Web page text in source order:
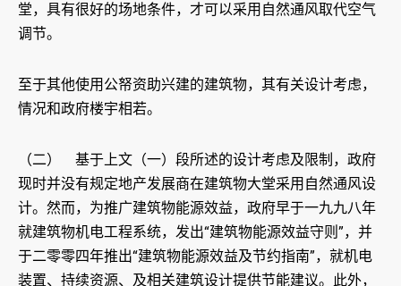
堂，具有很好的场地条件，才可以采用自然通风取代空气
调节。
至于其他使用公帑资助兴建的建筑物，其有关设计考虑，
情况和政府楼宇相若。
（二） 基于上文（一）段所述的设计考虑及限制，政府
现时并没有规定地产发展商在建筑物大堂采用自然通风设
计。然而，为推广建筑物能源效益，政府早于一九九八年
就建筑物机电工程系统，发出“建筑物能源效益守则”，并
于二零零四年推出“建筑物能源效益及节约指南”，就机电
装置、持续资源、及相关建筑设计提供节能建议。此外，